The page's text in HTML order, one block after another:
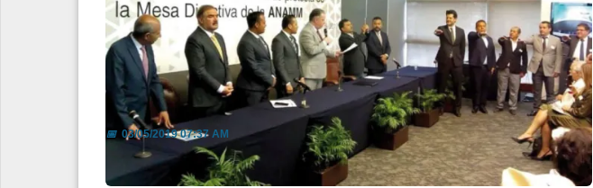
Nombran a Jesús PujolPresidente de ANAMM...
📅03/05/2019 07:37 AM
Leer más